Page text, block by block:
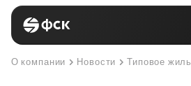
О компании Новости Типовое